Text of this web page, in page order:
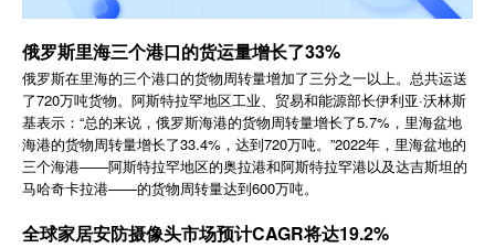
合作伙伴
帮助中心
了解我们
俄罗斯里海三个港口的货运量增长了33%
俄罗斯在里海的三个港口的货物周转量增加了三分之一以上。总共运送
了720万吨货物。阿斯特拉罕地区工业、贸易和能源部长伊利亚·沃林斯
基表示：“总的来说，俄罗斯海港的货物周转量增长了5.7%，里海盆地
海港的货物周转量增长了33.4%，达到720万吨。”2022年，里海盆地的
三个海港——阿斯特拉罕地区的奥拉港和阿斯特拉罕港以及达吉斯坦的
马哈奇卡拉港——的货物周转量达到600万吨。
全球家居安防摄像头市场预计CAGR将达19.2%